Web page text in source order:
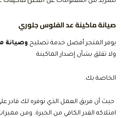
صيانة ماكينة عد الفلوس جلوري
يوفر المتجر أفضل خدمة تصليح وصيانة
ولا تقلق بشأن إصدار الماكينة
الخاصة بك.
حيث أن فريق العمل الذي نوفره لك
امتلاكه القدر الكافي من الخبرة. ومن